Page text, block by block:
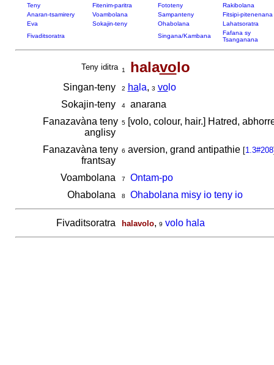
Teny Fitenim-paritra Fototeny
Rakibolana
Anaran-tsamirery
Voambolana Sampanteny
Fitsipi-pitenenana
Eva
Sokajin-teny Ohabolana
Lahatsoratra
Fivaditsoratra
Singana/Kambana
Fafana sy
Tsanganana
Teny iditra 1 halavolo
Singan-teny 2 ha la, 3 volo
Sokajin-teny
4anarana
Fanazavàna teny
anglisy
5[volo, colour, hair.] Hatred,
Fanazavàna teny
frantsay
6 aversion, grand antipathie [1.3#208
Voambolana 7
Ontam-po
Ohabolana
8 Ohabolana misy io teny io
Fivaditsoratra halavolo, 9 volo hala